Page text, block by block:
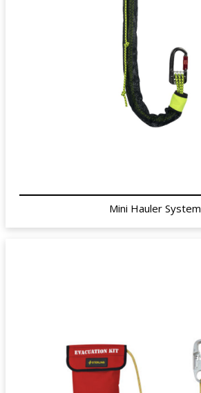
Mini Hauler System